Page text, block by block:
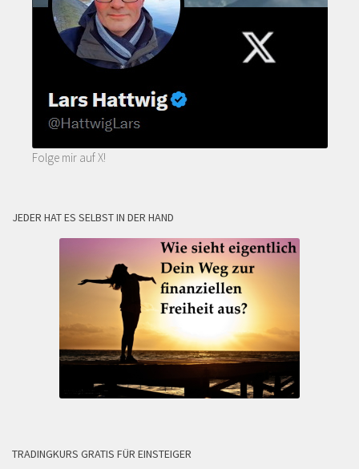
Folge mir auf X!
JEDER HAT ES SELBST IN DER HAND
TRADINGKURS GRATIS FÜR EINSTEIGER